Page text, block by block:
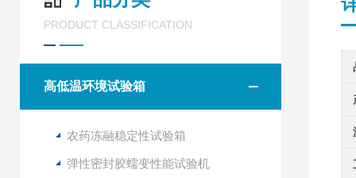
PRODUCT CLASSIFICATION
高低温环境试验箱
农药冻融稳定性试验箱
弹性密封胶蠕变性能试验机